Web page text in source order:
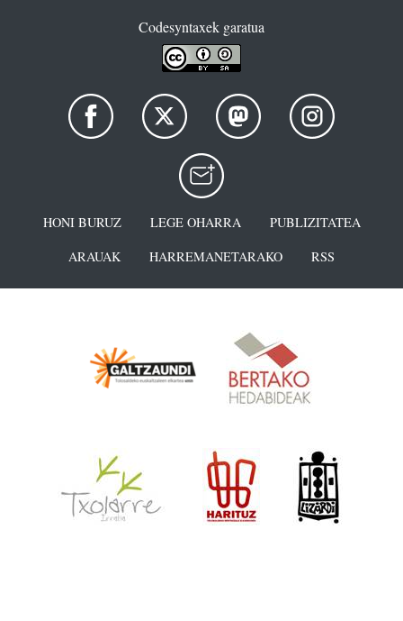
Codesyntaxek garatua
HONI BURUZ LEGE OHARRA
PUBLIZITATEA
ARAUAK
HARREMANETARAKO RSS